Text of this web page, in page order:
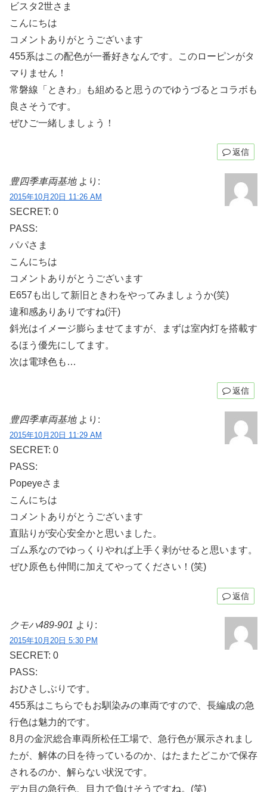
ビスタ2世さま
こんにちは
コメントありがとうございます
455系はこの配色が一番好きなんです。このローピンがタ
マりません！
常磐線「ときわ」も組めると思うのでゆうづるとコラボも
良さそうです。
ぜひご一緒しましょう！
返信
豊四季車両基地 より:
2015年10月20日 11:26 AM
SECRET: 0
PASS:
パパさま
こんにちは
コメントありがとうございます
E657も出して新旧ときわをやってみましょうか(笑)
違和感ありありですね(汗)
斜光はイメージ膨らませてますが、まずは室内灯を搭載す
るほう優先にしてます。
次は電球色も…
返信
豊四季車両基地 より:
2015年10月20日 11:29 AM
SECRET: 0
PASS:
Popeyeさま
こんにちは
コメントありがとうございます
直貼りが安心安全かと思いました。
ゴム系なのでゆっくりやれば上手く剥がせると思います。
ぜひ原色も仲間に加えてやってください！(笑)
返信
クモハ489-901 より:
2015年10月20日 5:30 PM
SECRET: 0
PASS:
おひさしぶりです。
455系はこちらでもお馴染みの車両ですので、長編成の急
行色は魅力的です。
8月の金沢総合車両所松任工場で、急行色が展示されまし
たが、解体の日を待っているのか、はたまたどこかで保存
されるのか、解らない状況です。
デカ目の急行色、目力で負けそうですね。(笑)